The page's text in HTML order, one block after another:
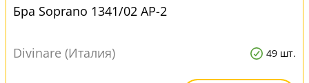
Бра Soprano 1341/02 AP-2
Divinare (Италия) 49 шт.